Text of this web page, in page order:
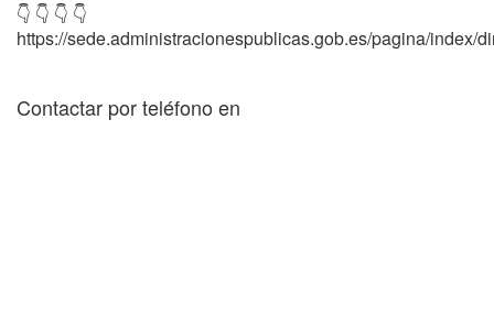
👇 👇 👇 👇
https://sede.administracionespublicas.gob.es/pagina/index/
Contactar por teléfono en